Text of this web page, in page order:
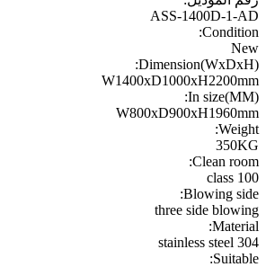
ASS-1400D-1-AD
Condition:
New
Dimension(WxDxH):
W1400xD1000xH2200mm
In size(MM):
W800xD900xH1960mm
Weight:
350KG
Clean room:
100 class
Blowing side:
three side blowing
Material:
stainless steel 304
Suitable: